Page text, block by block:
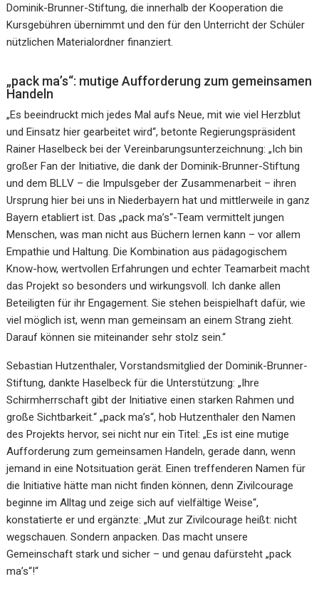
Dominik-Brunner-Stiftung, die innerhalb der Kooperation die
Kursgebühren übernimmt und den für den Unterricht der Schüler
nützlichen Materialordner finanziert.
„pack ma’s“: mutige Aufforderung zum gemeinsamen
Handeln
„Es beeindruckt mich jedes Mal aufs Neue, mit wie viel Herzblut
und Einsatz hier gearbeitet wird“, betonte Regierungspräsident
Rainer Haselbeck bei der Vereinbarungsunterzeichnung: „Ich bin
großer Fan der Initiative, die dank der Dominik-Brunner-Stiftung
und dem BLLV – die Impulsgeber der Zusammenarbeit – ihren
Ursprung hier bei uns in Niederbayern hat und mittlerweile in ganz
Bayern etabliert ist. Das „pack ma’s“-Team vermittelt jungen
Menschen, was man nicht aus Büchern lernen kann – vor allem
Empathie und Haltung. Die Kombination aus pädagogischem
Know-how, wertvollen Erfahrungen und echter Teamarbeit macht
das Projekt so besonders und wirkungsvoll. Ich danke allen
Beteiligten für ihr Engagement. Sie stehen beispielhaft dafür, wie
viel möglich ist, wenn man gemeinsam an einem Strang zieht.
Darauf können sie miteinander sehr stolz sein.“
Sebastian Hutzenthaler, Vorstandsmitglied der Dominik-Brunner-
Stiftung, dankte Haselbeck für die Unterstützung: „Ihre
Schirmherrschaft gibt der Initiative einen starken Rahmen und
große Sichtbarkeit.“ „pack ma’s“, hob Hutzenthaler den Namen
des Projekts hervor, sei nicht nur ein Titel: „Es ist eine mutige
Aufforderung zum gemeinsamen Handeln, gerade dann, wenn
jemand in eine Notsituation gerät. Einen treffenderen Namen für
die Initiative hätte man nicht finden können, denn Zivilcourage
beginne im Alltag und zeige sich auf vielfältige Weise“,
konstatierte er und ergänzte: „Mut zur Zivilcourage heißt: nicht
wegschauen. Sondern anpacken. Das macht unsere
Gemeinschaft stark und sicher – und genau dafürsteht „pack
ma’s“!“